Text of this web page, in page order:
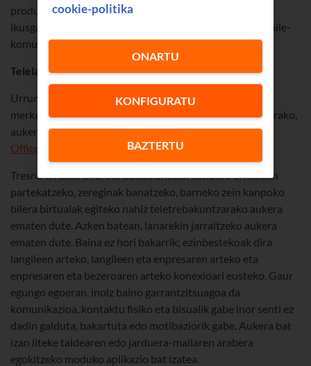
produktuak ezagutarazi, eta zure negozioaren
ikusgarritasuna esponentzialki handituko duen jarraitzaile-
komunitate leial bat lortu.
Telelanerako tresnak
Urrundik lan egiteko aplikazio ugari daude gaur egun
merkatuan, bakarka nahiz taldean jarduteko. Esate baterako,
aukera interesgarriak diraSlack,TrelloetaTeams, zeina
Office 365
soluzioaren barruan baitago.
Tresna errazak dira, eta dokumentuak denbora errealean
partekatzeko, zereginak banatzeko, barneko zein kanpoko
bilera birtualak egiteko nahiz teletrebakuntzarako aukera
ematen dute. Azken batean, lanarekin jarraitzeko aukera
ematen dute. Baina ez hori bakarrik; ezinbestekoak dira
langileen arteko, langileen eta enpresaren arteko eta
enpresaren eta bezeroaren arteko konexioari eusteko. Gaur
egungo egoeran, inoiz baino garrantzitsuagoa da
komunikazioa, kontaktu fisiko eta bisualik gabe inor senti ez
dadin galduta, bakartuta edo motibaziorik gabe. Aukera bat
izan liteke taldearen edo jarduera-mailaren arabera
egokitzeko moduko aplikazio bat izatea.
cookie-politika
KONFIGURATU
BAZTERTU
ONARTU